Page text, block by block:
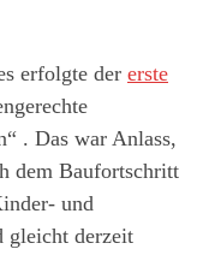
erfolgte der erste
. Das war Anlass,
dem Baufortschritt
und
gleicht derzeit